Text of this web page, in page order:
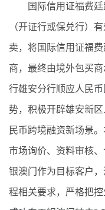
国际信用证福费廷
（开证行或保兑行）
卖，将国际信用证福
商，最终由境外包买
行雄安分行顺应人民
势，积极开辟雄安新
民币跨境融资新场景
市场询价、资料审核
银澳门作为目标客户
程相关要求，严格把